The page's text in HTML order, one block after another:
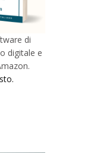
di
digitale e